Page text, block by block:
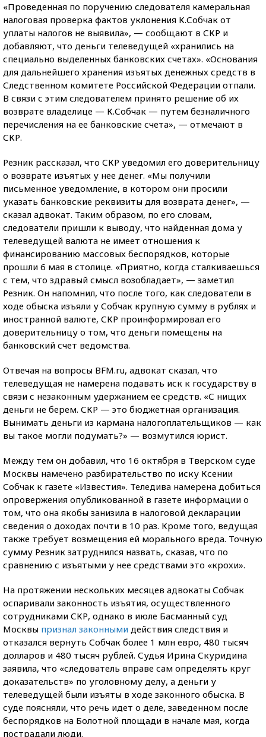
«Проведенная по поручению следователя камеральная
налоговая проверка фактов уклонения К.Собчак от
уплаты налогов не выявила», — сообщают в СКР и
добавляют, что деньги телеведущей «хранились на
специально выделенных банковских счетах». «Основания
для дальнейшего хранения изъятых денежных средств в
Следственном комитете Российской Федерации отпали.
В связи с этим следователем принято решение об их
возврате владелице — К.Собчак — путем безналичного
перечисления на ее банковские счета», — отмечают в
СКР.
Резник рассказал, что СКР уведомил его доверительницу
о возврате изъятых у нее денег. «Мы получили
письменное уведомление, в котором они просили
указать банковские реквизиты для возврата денег», —
сказал адвокат. Таким образом, по его словам,
следователи пришли к выводу, что найденная дома у
телеведущей валюта не имеет отношения к
финансированию массовых беспорядков, которые
прошли 6 мая в столице. «Приятно, когда сталкиваешься
с тем, что здравый смысл возобладает», — заметил
Резник. Он напомнил, что после того, как следователи в
ходе обыска изъяли у Собчак крупную сумму в рублях и
иностранной валюте, СКР проинформировал его
доверительницу о том, что деньги помещены на
банковский счет ведомства.
Отвечая на вопросы BFM.ru, адвокат сказал, что
телеведущая не намерена подавать иск к государству в
связи с незаконным удержанием ее средств. «С нищих
деньги не берем. СКР — это бюджетная организация.
Вынимать деньги из кармана налогоплательщиков — как
вы такое могли подумать?» — возмутился юрист.
Между тем он добавил, что 16 октября в Тверском суде
Москвы намечено разбирательство по иску Ксении
Собчак к газете «Известия». Теледива намерена добиться
опровержения опубликованной в газете информации о
том, что она якобы занизила в налоговой декларации
сведения о доходах почти в 10 раз. Кроме того, ведущая
также требует возмещения ей морального вреда. Точную
сумму Резник затруднился назвать, сказав, что по
сравнению с изъятыми у нее средствами это «крохи».
На протяжении нескольких месяцев адвокаты Собчак
оспаривали законность изъятия, осуществленного
сотрудниками СКР, однако в июле Басманный суд
Москвы признал законными действия следствия и
отказался вернуть Собчак более 1 млн евро, 480 тысяч
долларов и 480 тысяч рублей. Судья Ирина Скуридина
заявила, что «следователь вправе сам определять круг
доказательств» по уголовному делу, а деньги у
телеведущей были изъяты в ходе законного обыска. В
суде поясняли, что речь идет о деле, заведенном после
беспорядков на Болотной площади в начале мая, когда
пострадали люди.